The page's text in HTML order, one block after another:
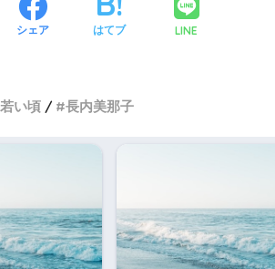
シェア はてブ LINE
若い頃 長内美那子